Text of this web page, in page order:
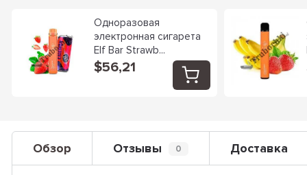
Одноразовая
электронная сигарета
Elf Bar Strawb...
$56,21
Обзор Отзывы 0 Доставка